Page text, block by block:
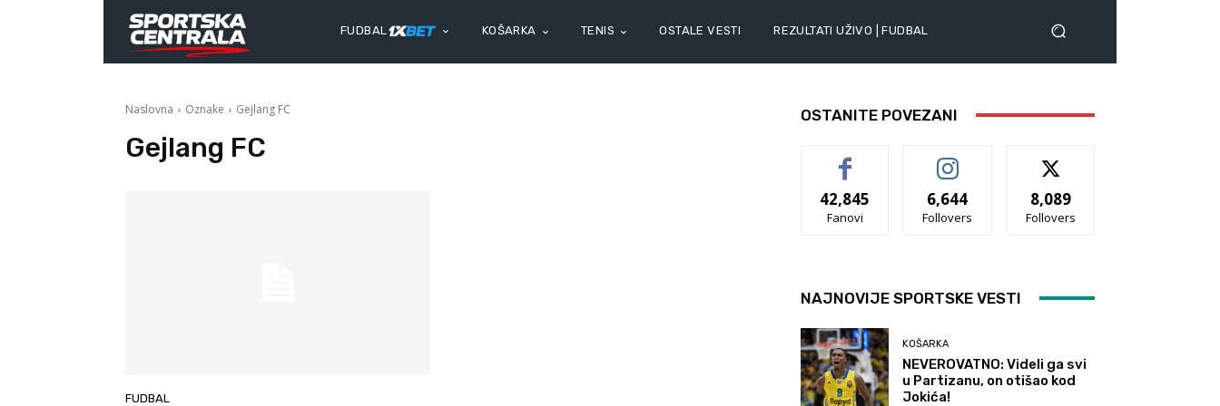
FUDBAL KOŠARKA TENIS OSTALE VESTI REZULTATI UŽIVO | FUDBAL
Naslovna Oznake Gejlang FC
Gejlang FC
FUDBAL
OSTANITE POVEZANI
42,845
Fanovi
6,644
Follovers
8,089
Follovers
NAJNOVIJE SPORTSKE VESTI
KOŠARKA
NEVEROVATNO: Videli ga svi
u Partizanu, on otišao kod
Jokića!